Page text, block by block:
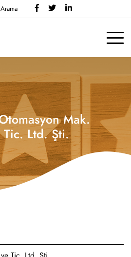
Mak.
Tic. Ltd. Şti.